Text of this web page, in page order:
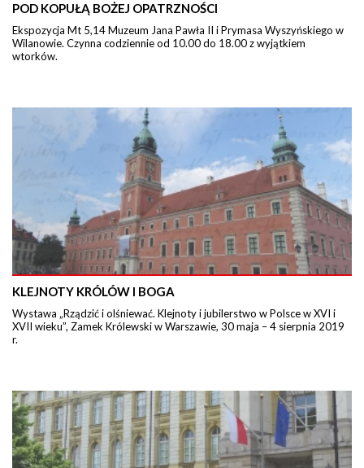
POD KOPUŁĄ BOŻEJ OPATRZNOŚCI
Ekspozycja Mt 5,14 Muzeum Jana Pawła II i Prymasa Wyszyńskiego w
Wilanowie. Czynna codziennie od 10.00 do 18.00 z wyjątkiem
wtorków.
KLEJNOTY KRÓLÓW I BOGA
Wystawa „Rządzić i olśniewać. Klejnoty i jubilerstwo w Polsce w XVI i
XVII wieku”, Zamek Królewski w Warszawie, 30 maja – 4 sierpnia 2019
r.